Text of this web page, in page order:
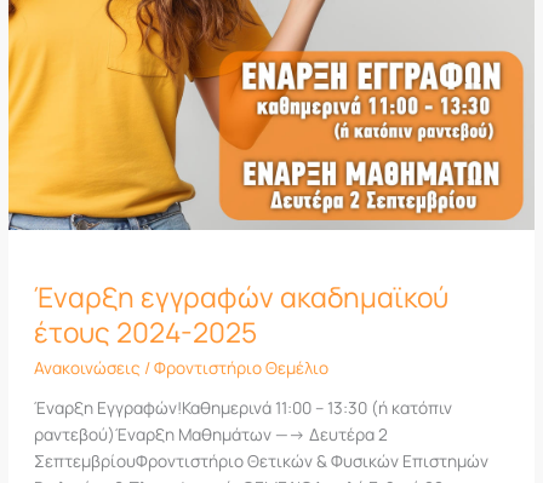
Έναρξη εγγραφών ακαδημαϊκού
έτους 2024-2025
Ανακοινώσεις /Φροντιστήριο Θεμέλιο
Έναρξη Εγγραφών!Καθημερινά 11:00 – 13:30 (ή κατόπιν
ραντεβού)Έναρξη Μαθημάτων —-> Δευτέρα 2
ΣεπτεμβρίουΦροντιστήριο Θετικών & Φυσικών Επιστημών